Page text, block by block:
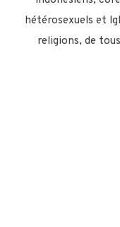
hétérosexuels et
religions, de